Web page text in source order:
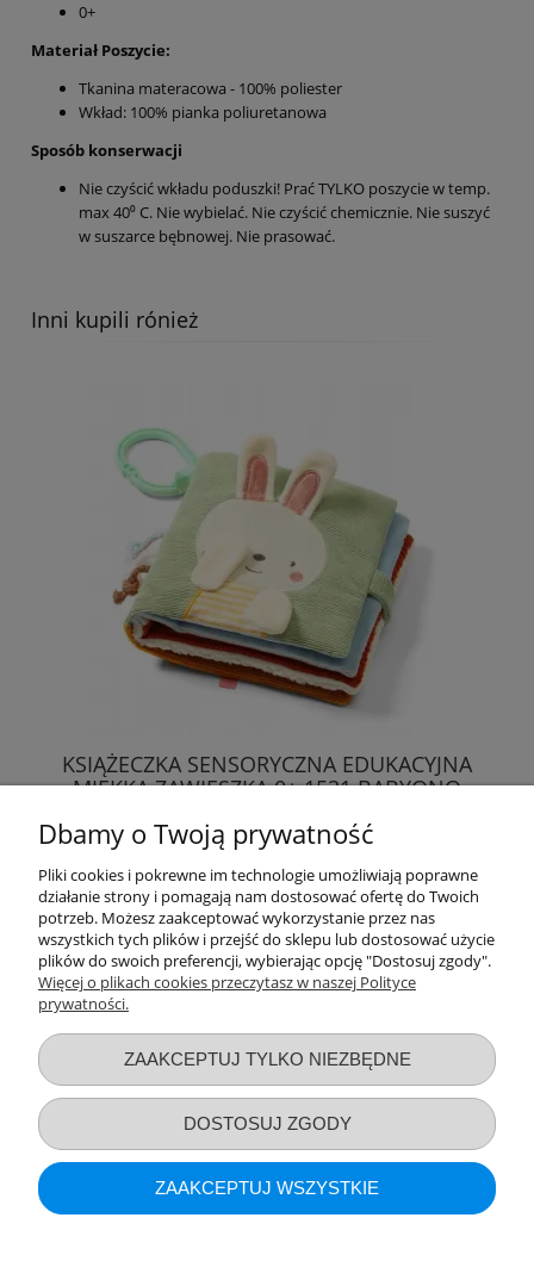
0+
Materiał Poszycie:
Tkanina materacowa - 100% poliester
Wkład: 100% pianka poliuretanowa
Sposób konserwacji
Nie czyścić wkładu poduszki! Prać TYLKO poszycie w temp.
max 40⁰ C. Nie wybielać. Nie czyścić chemicznie. Nie suszyć
w suszarce bębnowej. Nie prasować.
Inni kupili rónież
KSIĄŻECZKA SENSORYCZNA EDUKACYJNA
MIĘKKA ZAWIESZKA 0+ 1531 BABYONO
44,89 zł
DO KOSZYKA
Informacje o sklepie
Dbamy o Twoją prywatność
Pliki cookies i pokrewne im technologie umożliwiają poprawne
działanie strony i pomagają nam dostosować ofertę do Twoich
potrzeb. Możesz zaakceptować wykorzystanie przez nas
wszystkich tych plików i przejść do sklepu lub dostosować użycie
plików do swoich preferencji, wybierając opcję "Dostosuj zgody".
Więcej o plikach cookies przeczytasz w naszej Polityce
prywatności.
ZAAKCEPTUJ TYLKO NIEZBĘDNE
DOSTOSUJ ZGODY
ZAAKCEPTUJ WSZYSTKIE